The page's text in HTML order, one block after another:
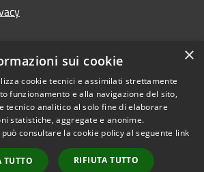
accessibilità
Copyright © 2026 • Comune di
Longarone • Powered by
Municipium•
Accesso
×
sui cookie
cookie tecnici e assimilati strettamente
funzionamento e alla navigazione del sito,
tecnico analitico al solo fine di elaborare
statistiche, aggregate e anonime.
consultare la cookie policy al seguente link
TUTTO RIFIUTA TUTTO